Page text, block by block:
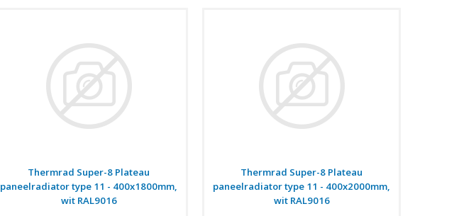
Thermrad Super-8 Plateau
paneelradiator type 11 - 400x1800mm,
wit RAL9016
Thermrad Super-8 Plateau
paneelradiator type 11 - 400x2000mm,
wit RAL9016